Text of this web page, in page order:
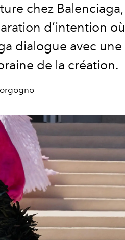
chez Balenciaga,
d’intention où
dialogue avec une
de la création.